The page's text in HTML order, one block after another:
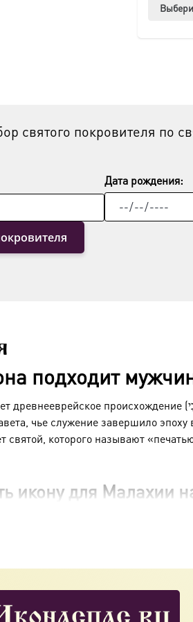
святого покровителя по
Дата рождения:
подходит
чье служение завершило
святой, которого называют
икону для Малахии
данное при Крещении — это не
новорожденного выбирали по